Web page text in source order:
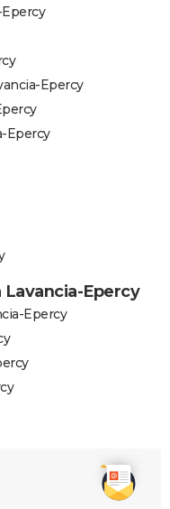
Epercy
Epercy
Epercy
Epercy